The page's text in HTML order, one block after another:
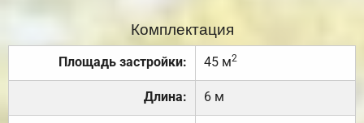
Комплектация
Площадь застройки: 45 м2
Длина: 6 м